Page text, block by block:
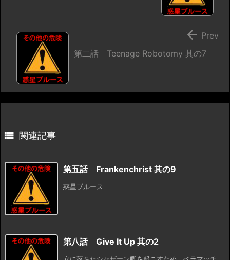
第二話 Teenage Robotomy 其の7
 Prev
 関連記事
第五話 Frankenchrist 其の9
惑星ブルース
第八話 Give It Up 其の2